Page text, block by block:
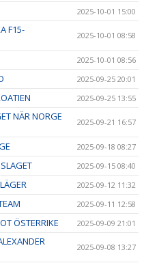
2025-10-01 15:00
F15-
2025-10-01 08:58
2025-10-01 08:56
2025-09-25 20:01
2025-09-25 13:55
NÄR NORGE
2025-09-21 16:57
2025-09-18 08:27
2025-09-15 08:40
2025-09-12 11:32
2025-09-11 12:58
ÖSTERRIKE 2025-09-09 21:01
2025-09-08 13:27